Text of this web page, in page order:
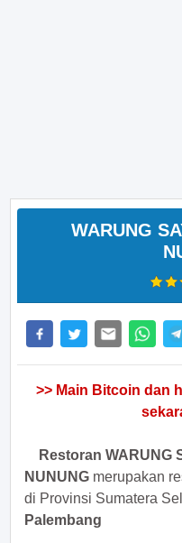
WARUNG
Restoran WARUNG
NUNUNG merupakan
di Provinsi Sumatera
Palembang